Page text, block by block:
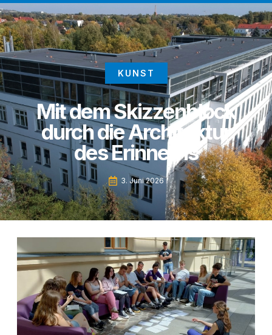
KUNST
Mit dem Skizzenblock
durch die Architektur
des Erinnerns
3. Juni 2026